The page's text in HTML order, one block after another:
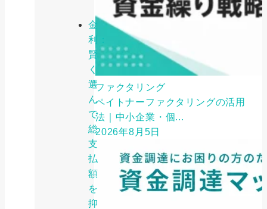
金
利：
賢
く
選
ん
で
総
支
払
額
を
抑
ファクタリング
ペイトナーファクタリングの活用
法｜中小企業・個...
2026年8月5日